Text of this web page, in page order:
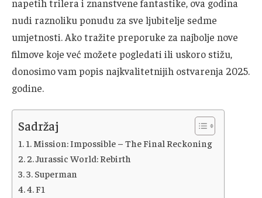
napetih trilera i znanstvene fantastike, ova godina
nudi raznoliku ponudu za sve ljubitelje sedme
umjetnosti. Ako tražite preporuke za najbolje nove
filmove koje već možete pogledati ili uskoro stižu,
donosimo vam popis najkvalitetnijih ostvarenja 2025.
godine.
Sadržaj
1. Mission: Impossible – The Final Reckoning
2. Jurassic World: Rebirth
3. Superman
4. F1